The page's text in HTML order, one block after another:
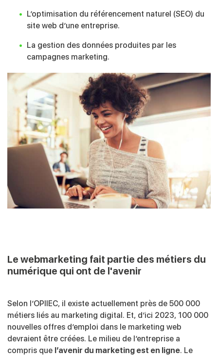
L’optimisation du référencement naturel (SEO) du
site web d’une entreprise.
La gestion des données produites par les
campagnes marketing.
Le webmarketing fait partie des métiers du
numérique qui ont de l'avenir
Selon l’OPIIEC, il existe actuellement près de 500 000
métiers liés au marketing digital. Et, d’ici 2023, 100 000
nouvelles offres d’emploi dans le marketing web
devraient être créées. Le milieu de l’entreprise a
compris que l’avenir du marketing est en ligne. Le